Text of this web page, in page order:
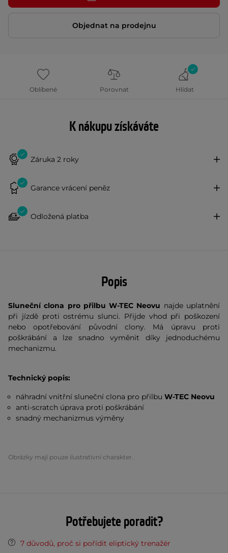
Objednat na prodejnu
Oblíbené Porovnat Hlídat
K nákupu získáváte
Záruka 2 roky
Garance vrácení peněz
Odložená platba
Popis
Sluneční clona pro přilbu W-TEC Neovu najde uplatnění
při jízdě proti ostrému slunci. Přijde vhod při poškození
nebo opotřebování původní clony. Má úpravu proti
poškrábání a lze snadno vyměnit díky jednoduchému
mechanizmu.
Technický popis:
náhradní vnitřní sluneční clona pro přilbu W-TEC Neovu
anti-scratch úprava proti poškrábání
snadný mechanizmus výměny
Obrázky mají pouze ilustrativní charakter.
Potřebujete poradit?
7 důvodů, proč si pořídit eliptický trenažér